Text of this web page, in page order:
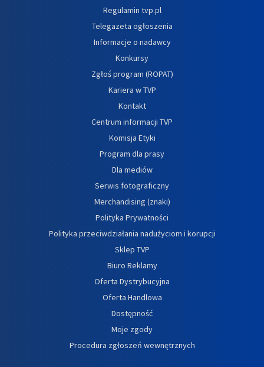
Regulamin tvp.pl
Telegazeta ogłoszenia
Informacje o nadawcy
Konkursy
Zgłoś program (ROPAT)
Kariera w TVP
Kontakt
Centrum informacji TVP
Komisja Etyki
Program dla prasy
Dla mediów
Serwis fotograficzny
Merchandising (znaki)
Polityka Prywatności
Polityka przeciwdziałania nadużyciom i korupcji
Sklep TVP
Biuro Reklamy
Oferta Dystrybucyjna
Oferta Handlowa
Dostępność
Moje zgody
Procedura zgłoszeń wewnętrznych